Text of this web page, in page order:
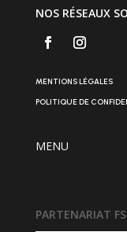
NOS RÉSEAUX
MENTIONS LÉGALES
POLITIQUE DE
MENU
PARTENARIAT